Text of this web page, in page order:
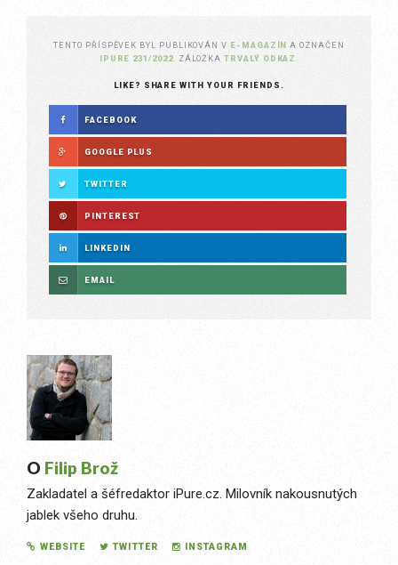
TENTO PŘÍSPĚVEK BYL PUBLIKOVÁN V E-MAGAZÍN A OZNAČEN
IPURE 231/2022. ZÁLOŽKATRVALÝ ODKAZ
LIKE? SHARE WITH YOUR FRIENDS.
FACEBOOK
GOOGLE PLUS
TWITTER
PINTEREST
LINKEDIN
EMAIL
O Filip Brož
Zakladatel a šéfredaktor iPure.cz. Milovník nakousnutých
jablek všeho druhu.
WEBSITE TWITTER INSTAGRAM